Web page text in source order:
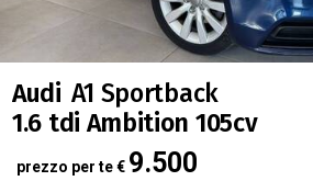
Audi A1 Sportback
1.6 tdi Ambition 105cv
prezzo per te€ 9.500